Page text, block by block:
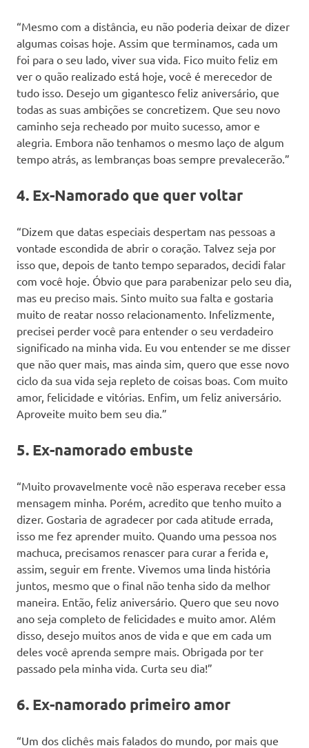
“Mesmo com a distância, eu não poderia deixar de dizer
algumas coisas hoje. Assim que terminamos, cada um
foi para o seu lado, viver sua vida. Fico muito feliz em
ver o quão realizado está hoje, você é merecedor de
tudo isso. Desejo um gigantesco feliz aniversário, que
todas as suas ambições se concretizem. Que seu novo
caminho seja recheado por muito sucesso, amor e
alegria. Embora não tenhamos o mesmo laço de algum
tempo atrás, as lembranças boas sempre prevalecerão.”
4. Ex-Namorado que quer voltar
“Dizem que datas especiais despertam nas pessoas a
vontade escondida de abrir o coração. Talvez seja por
isso que, depois de tanto tempo separados, decidi falar
com você hoje. Óbvio que para parabenizar pelo seu dia,
mas eu preciso mais. Sinto muito sua falta e gostaria
muito de reatar nosso relacionamento. Infelizmente,
precisei perder você para entender o seu verdadeiro
significado na minha vida. Eu vou entender se me disser
que não quer mais, mas ainda sim, quero que esse novo
ciclo da sua vida seja repleto de coisas boas. Com muito
amor, felicidade e vitórias. Enfim, um feliz aniversário.
Aproveite muito bem seu dia.”
5. Ex-namorado embuste
“Muito provavelmente você não esperava receber essa
mensagem minha. Porém, acredito que tenho muito a
dizer. Gostaria de agradecer por cada atitude errada,
isso me fez aprender muito. Quando uma pessoa nos
machuca, precisamos renascer para curar a ferida e,
assim, seguir em frente. Vivemos uma linda história
juntos, mesmo que o final não tenha sido da melhor
maneira. Então, feliz aniversário. Quero que seu novo
ano seja completo de felicidades e muito amor. Além
disso, desejo muitos anos de vida e que em cada um
deles você aprenda sempre mais. Obrigada por ter
passado pela minha vida. Curta seu dia!”
6. Ex-namorado primeiro amor
“Um dos clichês mais falados do mundo, por mais que